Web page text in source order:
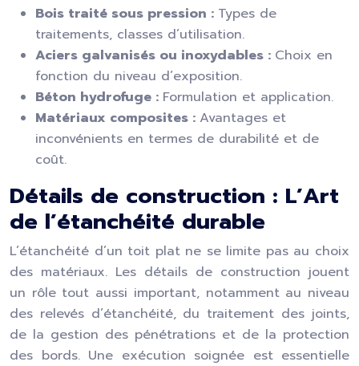
Bois traité sous pression : Types de
traitements, classes d’utilisation.
Aciers galvanisés ou inoxydables : Choix en
fonction du niveau d’exposition.
Béton hydrofuge : Formulation et application.
Matériaux composites : Avantages et
inconvénients en termes de durabilité et de
coût.
Détails de construction : L’Art
de l’étanchéité durable
L’étanchéité d’un toit plat ne se limite pas au choix
des matériaux. Les détails de construction jouent
un rôle tout aussi important, notamment au niveau
des relevés d’étanchéité, du traitement des joints,
de la gestion des pénétrations et de la protection
des bords. Une exécution soignée est essentielle